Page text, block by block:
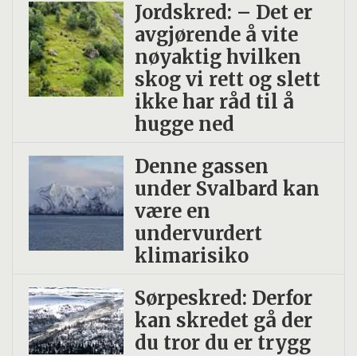
Jordskred: – Det er
avgjørende å vite
nøyaktig hvilken
skog vi rett og slett
ikke har råd til å
hugge ned
Denne gassen
under Svalbard kan
være en
undervurdert
klimarisiko
Sørpeskred: Derfor
kan skredet gå der
du tror du er trygg